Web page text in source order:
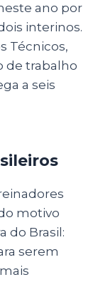
ano por
interinos.
Técnicos,
de trabalho
a seis
motivo
do Brasil:
serem